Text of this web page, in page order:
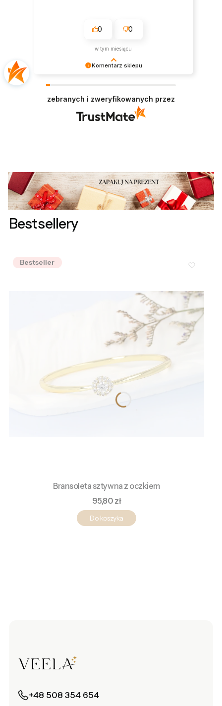
Komentarz sklepu
ponownie!
0 0
w tym miesiącu
zebranych i zweryfikowanych przez
Bestsellery
Bestseller
Bransoleta sztywna z oczkiem
Cena
95,80 zł
Do koszyka
+48 508 354 654